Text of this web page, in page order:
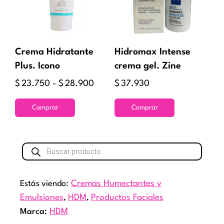
Crema Hidratante
Plus. Icono
$ 23.750 - $ 28.900
Comprar
página
producto
Hidromax Intense
crema gel. Zine
$ 37.930
Comprar
Búsqueda
de
Estás viendo: Cremas Humectantes y
Emulsiones, HDM , Productos Faciales
Marca: HDM